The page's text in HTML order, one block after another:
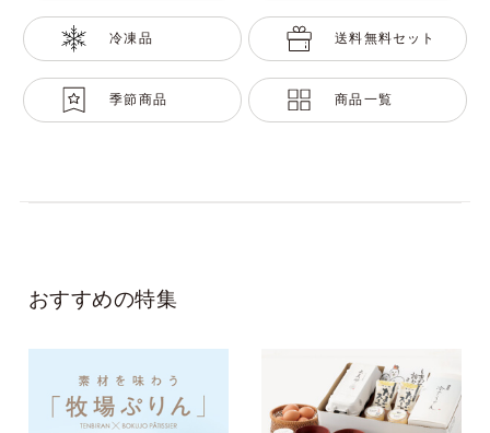
冷凍品 送料無料セット
季節商品 商品一覧
おすすめの特集